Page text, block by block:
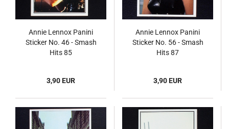
Annie Lennox Panini
Sticker No. 46 - Smash
Hits 85
3,90 EUR
Annie Lennox Panini
Sticker No. 56 - Smash
Hits 87
3,90 EUR